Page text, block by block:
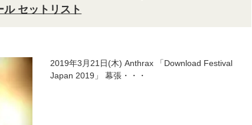
セットリスト
2019年3月21日(木) Anthrax 「Download Festival
Japan 2019」 幕張・・・